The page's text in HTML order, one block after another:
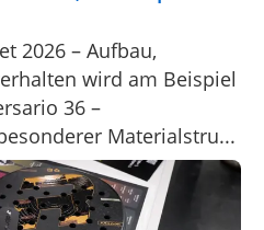
2026 – Aufbau,
wird am Beispiel
36 –
Materialstru...